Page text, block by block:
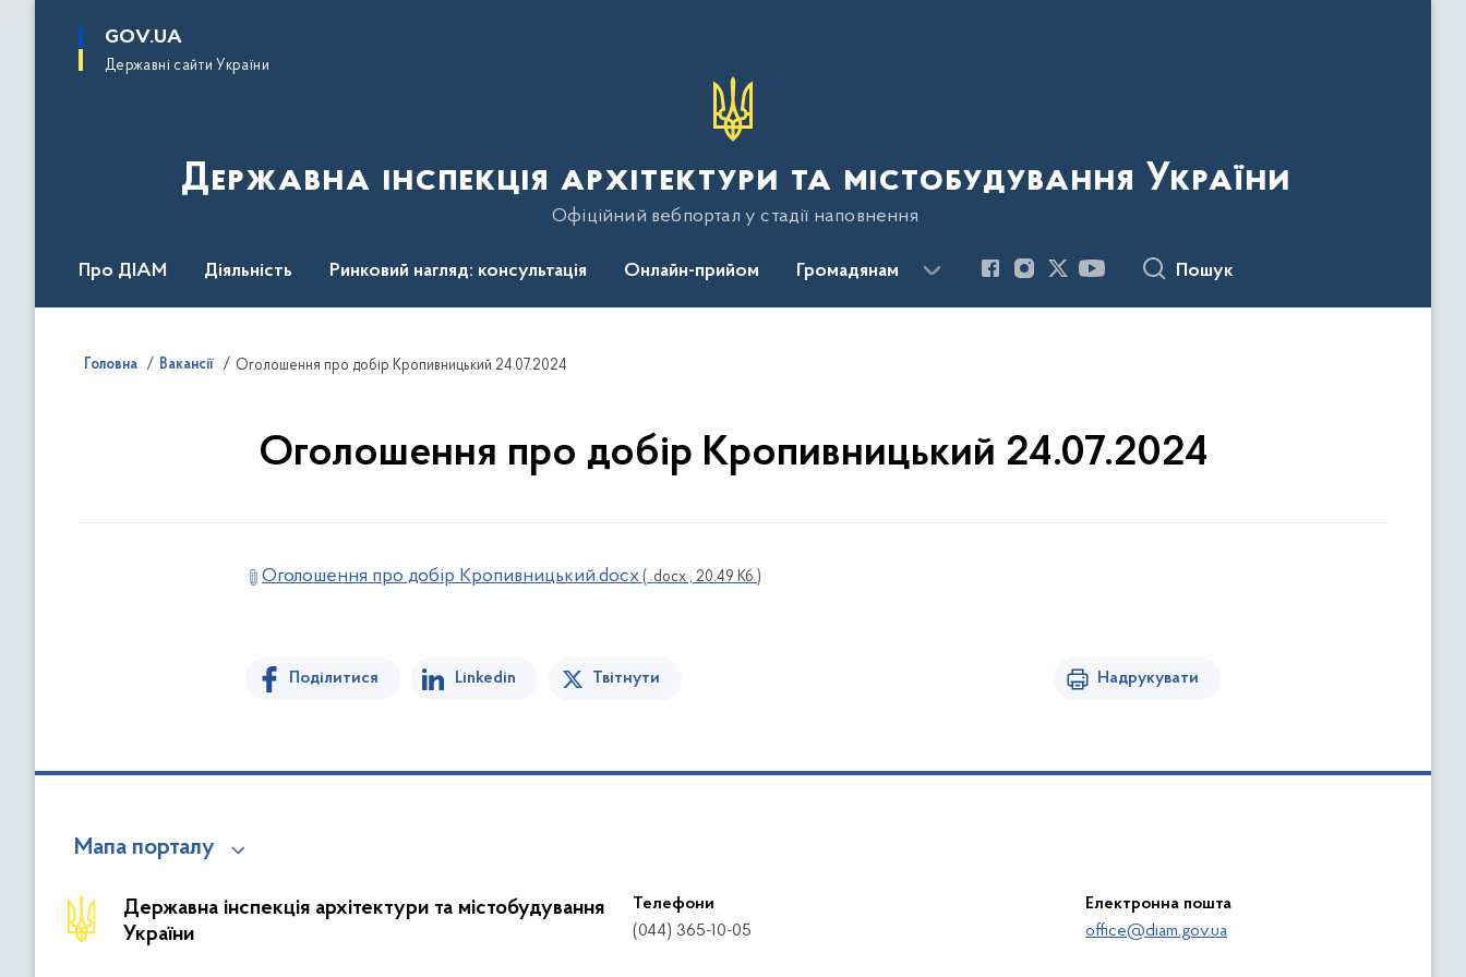
основного
GOV.UA
Державні сайти України
Державна інспекція архітектури та містобудування України
Офіційний вебпортал у стадії наповнення
Про ДІАМ Діяльність Ринковий нагляд: консультація Онлайн-прийом Громадянам Пошук
Головна Вакансії Оголошення про добір Кропивницький 24.07.2024
Оголошення про добір Кропивницький 24.07.2024
Оголошення про добір Кропивницький.docx ( .docx , 20.49 Кб )
Поділитися Linkedin Твітнути Надрукувати
Мапа порталу
Державна інспекція архітектури та містобудування
України
Телефони
(044) 365-10-05
Електронна пошта
office@diam.gov.ua